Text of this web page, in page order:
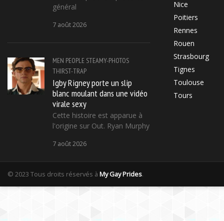
général
7 août 2026
MEN PEOPLE STEAMY-PHOTOS
THIRST-TRAP
Igby Rigney porte un slip
blanc moulant dans une vidéo
virale sexy
Cette histoire est apparue à
l'origine sur Out. Ryan Murphy
7 août 2026
Nice
Poitiers
Rennes
Rouen
Strasbourg
Tignes
Toulouse
Tours
© 2023 Tous droits réservés à My Gay Prides.